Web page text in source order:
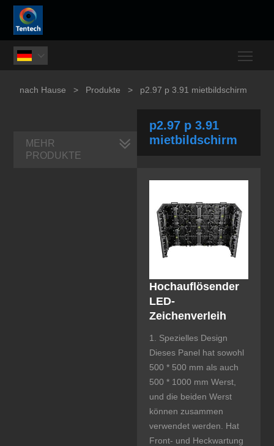

nach Hause > Produkte > p2.97 p 3.91 mietbildschirm
p2.97 p 3.91
mietbildschirm
Hochauflösender
LED-
Zeichenverleih
1. Spezielles Design
Dieses Panel hat sowohl
500 * 500 mm als auch
500 * 1000 mm Werst,
und die beiden Werst
können zusammen
verwendet werden. Hat
Front- und Heckwartung
MEHR
PRODUKTE